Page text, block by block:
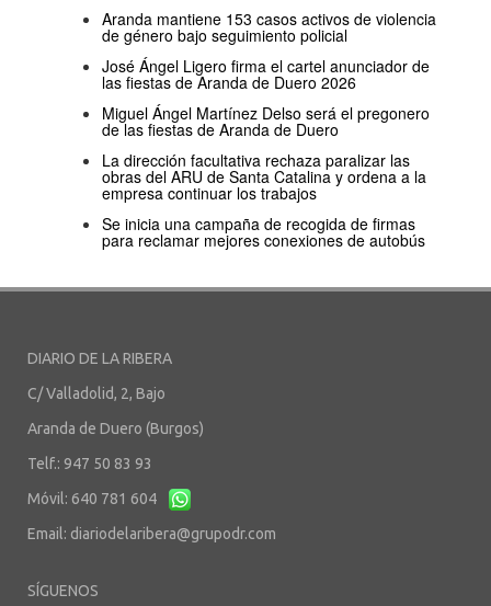
Aranda mantiene 153 casos activos de violencia
de género bajo seguimiento policial
José Ángel Ligero firma el cartel anunciador de
las fiestas de Aranda de Duero 2026
Miguel Ángel Martínez Delso será el pregonero
de las fiestas de Aranda de Duero
La dirección facultativa rechaza paralizar las
obras del ARU de Santa Catalina y ordena a la
empresa continuar los trabajos
Se inicia una campaña de recogida de firmas
para reclamar mejores conexiones de autobús
DIARIO DE LA RIBERA
C/ Valladolid, 2, Bajo
Aranda de Duero (Burgos)
Telf.: 947 50 83 93
Móvil: 640 781 604
Email: diariodelaribera@grupodr.com
SÍGUENOS